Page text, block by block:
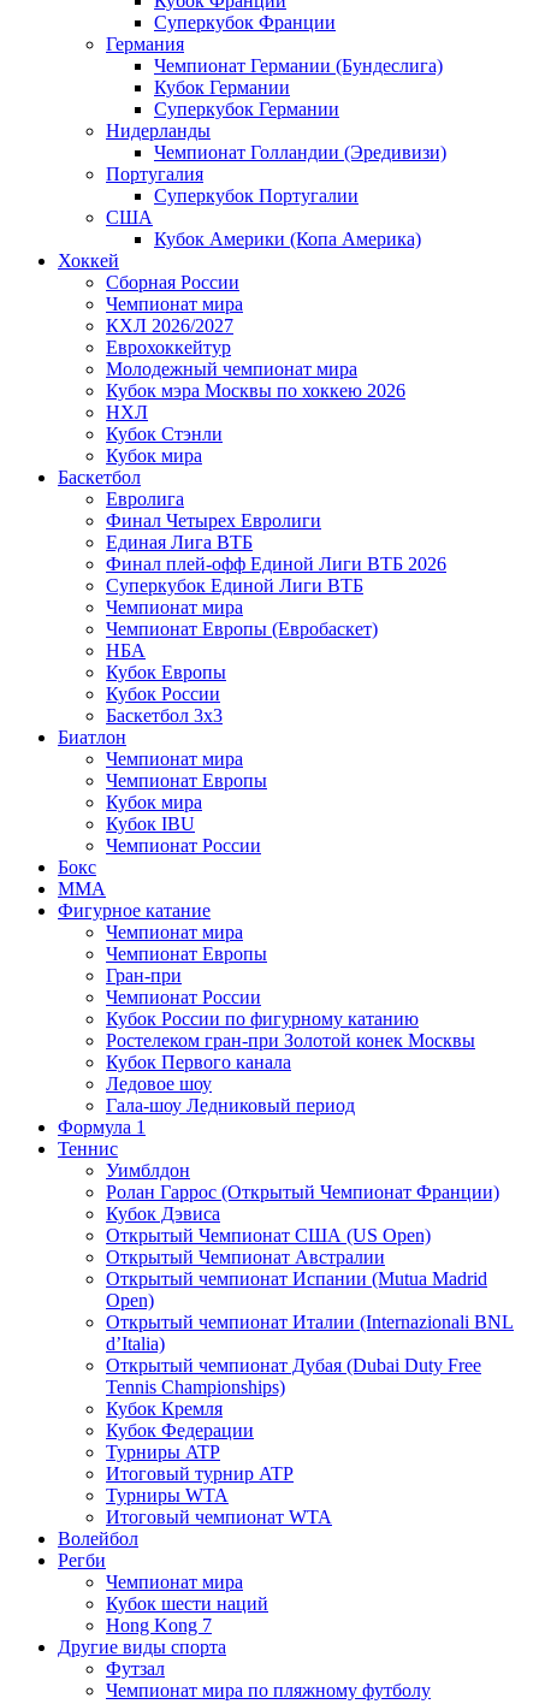
Суперкубок Франции
Германия
Чемпионат Германии (Бундеслига)
Кубок Германии
Суперкубок Германии
Нидерланды
Чемпионат Голландии (Эредивизи)
Португалия
Суперкубок Португалии
США
Кубок Америки (Копа Америка)
Хоккей
Сборная России
Чемпионат мира
КХЛ 2026/2027
Еврохоккейтур
Молодежный чемпионат мира
Кубок мэра Москвы по хоккею 2026
НХЛ
Кубок Стэнли
Кубок мира
Баскетбол
Евролига
Финал Четырех Евролиги
Единая Лига ВТБ
Финал плей-офф Единой Лиги ВТБ 2026
Суперкубок Единой Лиги ВТБ
Чемпионат мира
Чемпионат Европы (Евробаскет)
НБА
Кубок Европы
Кубок России
Баскетбол 3х3
Биатлон
Чемпионат мира
Чемпионат Европы
Кубок мира
Кубок IBU
Чемпионат России
Бокс
MMA
Фигурное катание
Чемпионат мира
Чемпионат Европы
Гран-при
Чемпионат России
Кубок России по фигурному катанию
Ростелеком гран-при Золотой конек Москвы
Кубок Первого канала
Ледовое шоу
Гала-шоу Ледниковый период
Формула 1
Теннис
Уимблдон
Ролан Гаррос (Открытый Чемпионат Франции)
Кубок Дэвиса
Открытый Чемпионат США (US Open)
Открытый Чемпионат Австралии
Открытый чемпионат Испании (Mutua Madrid
Open)
Открытый чемпионат Италии (Internazionali BNL
d’Italia)
Открытый чемпионат Дубая (Dubai Duty Free
Tennis Championships)
Кубок Кремля
Кубок Федерации
Турниры ATP
Итоговый турнир ATP
Турниры WTA
Итоговый чемпионат WTA
Волейбол
Регби
Чемпионат мира
Кубок шести наций
Hong Kong 7
Другие виды спорта
Футзал
Чемпионат мира по пляжному футболу